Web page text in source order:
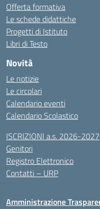
Offerta formativa
Le schede didattiche
Progetti di Istituto
Libri di Testo
Novità
Le notizie
Le circolari
Calendario eventi
Calendario Scolastico
ISCRIZIONI a.s. 2026-2027
Genitori
Registro Elettronico
Contatti – URP
Amministrazione